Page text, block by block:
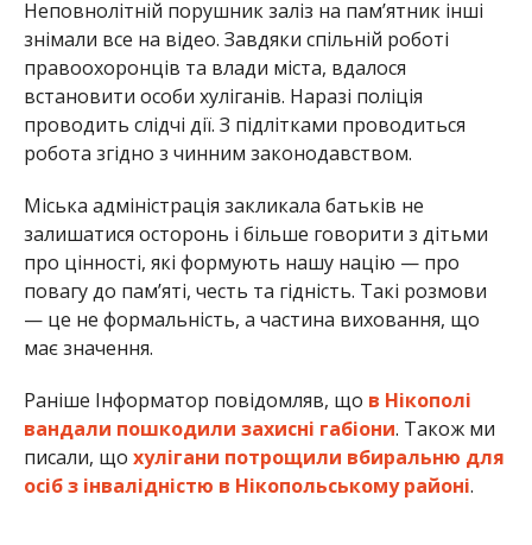
має значення.
Раніше Інформатор повідомляв, щов Нікополі
вандали пошкодили захисні габіони. Також ми
писали, що хулігани потрощили вбиральню для
осіб з інвалідністю в Нікопольському районі